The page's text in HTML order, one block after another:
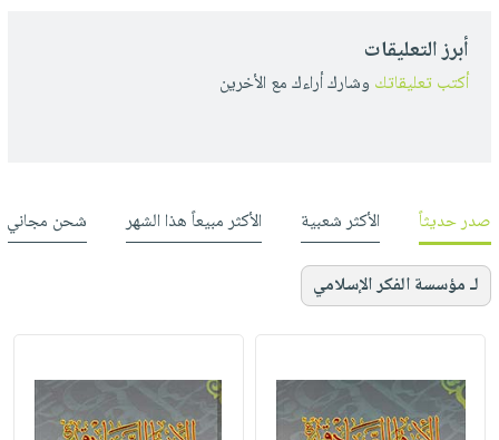
أبرز التعليقات
أكتب تعليقاتك وشارك أراءك مع الأخرين
صدر حديثاً الأكثر شعبية الأكثر مبيعاً هذا الشهر شحن مجاني
لـ مؤسسة الفكر الإسلامي